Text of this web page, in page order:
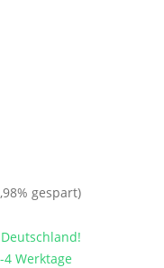
gespart)
Werktage